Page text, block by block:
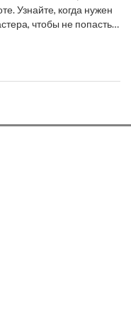
Узнайте, когда нужен
чтобы не попасть